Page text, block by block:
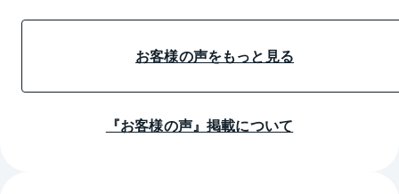
て売却できました。
銀行に立ち会わず自宅で手続きができ
たこともとてもよかったです。
お客様の声をもっと見る
『お客様の声』掲載について